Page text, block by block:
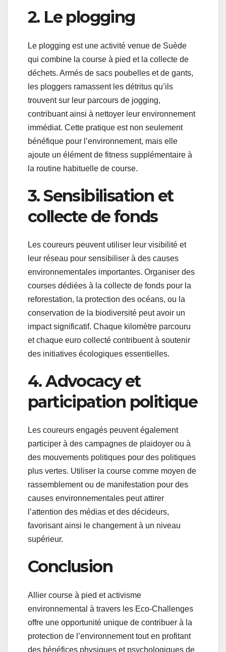
2. Le plogging
Le plogging est une activité venue de Suède
qui combine la course à pied et la collecte de
déchets. Armés de sacs poubelles et de gants,
les ploggers ramassent les détritus qu’ils
trouvent sur leur parcours de jogging,
contribuant ainsi à nettoyer leur environnement
immédiat. Cette pratique est non seulement
bénéfique pour l’environnement, mais elle
ajoute un élément de fitness supplémentaire à
la routine habituelle de course.
3. Sensibilisation et
collecte de fonds
Les coureurs peuvent utiliser leur visibilité et
leur réseau pour sensibiliser à des causes
environnementales importantes. Organiser des
courses dédiées à la collecte de fonds pour la
reforestation, la protection des océans, ou la
conservation de la biodiversité peut avoir un
impact significatif. Chaque kilomètre parcouru
et chaque euro collecté contribuent à soutenir
des initiatives écologiques essentielles.
4. Advocacy et
participation politique
Les coureurs engagés peuvent également
participer à des campagnes de plaidoyer ou à
des mouvements politiques pour des politiques
plus vertes. Utiliser la course comme moyen de
rassemblement ou de manifestation pour des
causes environnementales peut attirer
l’attention des médias et des décideurs,
favorisant ainsi le changement à un niveau
supérieur.
Conclusion
Allier course à pied et activisme
environnemental à travers les Eco-Challenges
offre une opportunité unique de contribuer à la
protection de l’environnement tout en profitant
des bénéfices physiques et psychologiques de